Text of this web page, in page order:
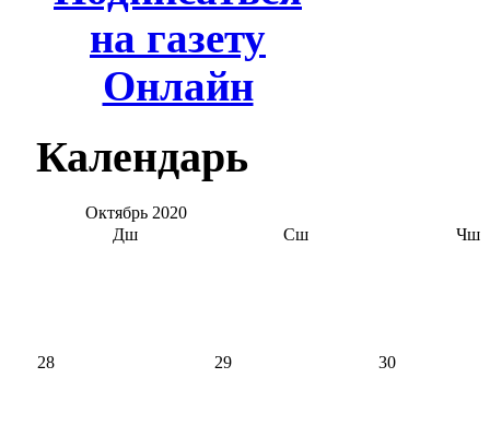
на газету
Онлайн
Календарь
Октябрь 2020
Дш
Сш Чш
28 29 30